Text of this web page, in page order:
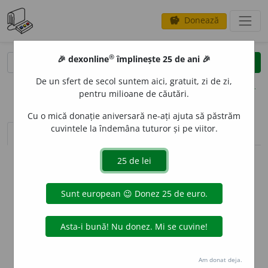
savings Donează
clear
opțiuni
sinteza definițiilor (1) definiții (15) conjugări
info
Aceste definiții sunt compilate de
echipa dexonline. Definițiile
originale se află pe filadefiniții.
preferințe
🎉 dexonline® împlinește 25 de ani 🎉
De un sfert de secol suntem aici, gratuit, zi de zi,
pentru milioane de căutări.
Cu o mică donație aniversară ne-ați ajuta să păstrăm
cuvintele la îndemâna tuturor și pe viitor.
Am donat deja.